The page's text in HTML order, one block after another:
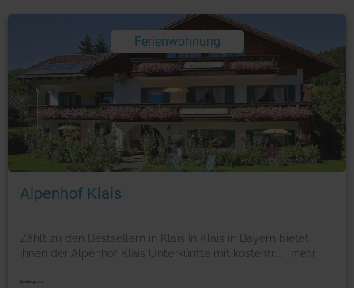
Ferienwohnung
Foto: © booking.com
Alpenhof Klais
Zählt zu den Bestsellern in Klais In Klais in Bayern bietet
Ihnen der Alpenhof Klais Unterkünfte mit kostenfr
mehr